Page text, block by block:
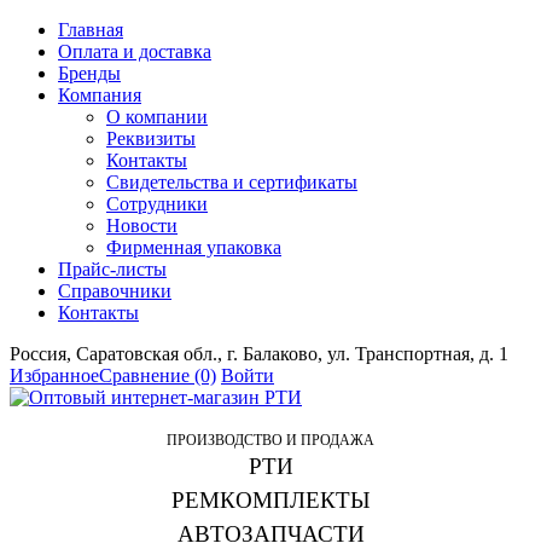
Главная
Оплата и доставка
Бренды
Компания
О компании
Реквизиты
Контакты
Свидетельства и сертификаты
Сотрудники
Новости
Фирменная упаковка
Прайс-листы
Справочники
Контакты
Россия, Саратовская обл., г. Балаково, ул. Транспортная, д. 1
ИзбранноеСравнение (0) Войти
ПРОИЗВОДСТВО И ПРОДАЖА
РТИ
РЕМКОМПЛЕКТЫ
АВТОЗАПЧАСТИ